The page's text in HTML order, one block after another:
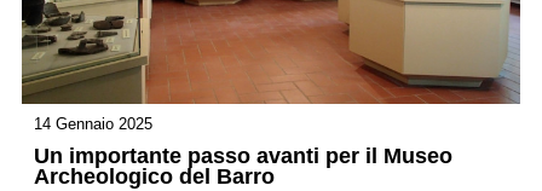
14 Gennaio 2025
Un importante passo avanti per il Museo
Archeologico del Barro